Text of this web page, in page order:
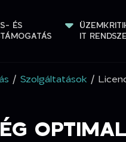
ÉS
IT
/ Szolgáltatások /